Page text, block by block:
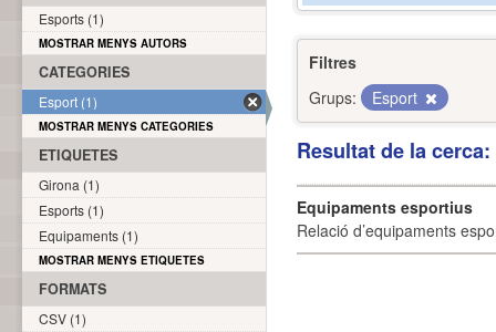
Filtres
Grups:
Esport
Resultat de la
Equipaments esportius
Relació d’equipaments
Esports (1)
MOSTRAR MENYS AUTORS
CATEGORIES
Esport (1)
MOSTRAR MENYS CATEGORIES
ETIQUETES
Girona (1)
Esports (1)
Equipaments (1)
MOSTRAR MENYS ETIQUETES
FORMATS
CSV (1)